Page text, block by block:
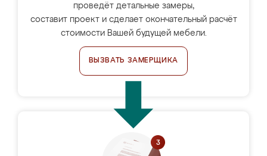
проведёт детальные замеры,
составит проект и сделает окончательный расчёт
стоимости Вашей будущей мебели.
ВЫЗВАТЬ ЗАМЕРЩИКА